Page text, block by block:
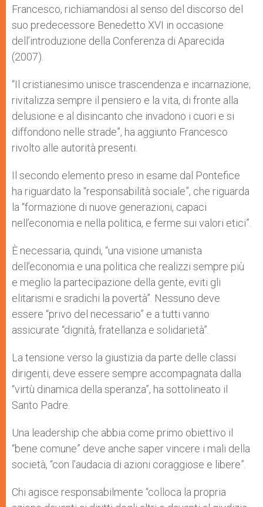
Francesco, richiamandosi al senso del discorso del
suo predecessore Benedetto XVI in occasione
dell’introduzione della Conferenza di Aparecida
(2007).
“Il cristianesimo unisce trascendenza e incarnazione;
rivitalizza sempre il pensiero e la vita, di fronte alla
delusione e al disincanto che invadono i cuori e si
diffondono nelle strade”, ha aggiunto Francesco
rivolto alle autorità presenti.
Il secondo elemento preso in esame dal Pontefice
ha riguardato la “responsabilità sociale”, che riguarda
la “formazione di nuove generazioni, capaci
nell’economia e nella politica, e ferme sui valori etici”.
È necessaria, quindi, “una visione umanista
dell’economia e una politica che realizzi sempre più
e meglio la partecipazione della gente, eviti gli
elitarismi e sradichi la povertà”. Nessuno deve
essere “privo del necessario” e a tutti vanno
assicurate “dignità, fratellanza e solidarietà”.
La tensione verso la giustizia da parte delle classi
dirigenti, deve essere sempre accompagnata dalla
“virtù dinamica della speranza”, ha sottolineato il
Santo Padre.
Una leadership che abbia come primo obiettivo il
“bene comune” deve anche saper vincere i mali della
società, “con l’audacia di azioni coraggiose e libere”.
Chi agisce responsabilmente “colloca la propria